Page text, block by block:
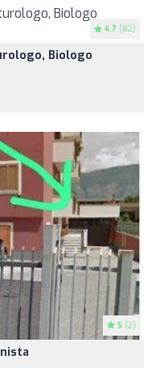
4.7 (82)
Biologo
5 (2)